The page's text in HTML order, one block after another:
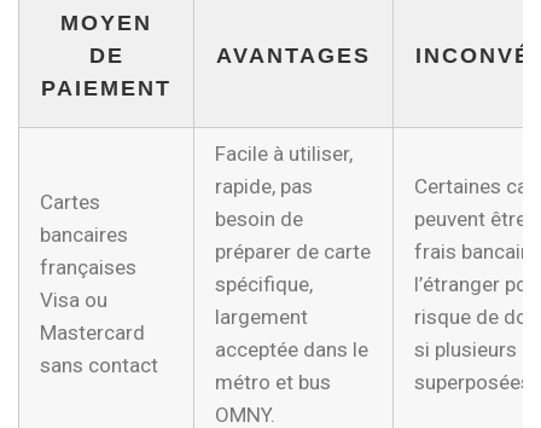
MOYEN
DE
PAIEMENT
AVANTAGES
Cartes
bancaires
françaises
Visa ou
Mastercard
sans contact
Facile à utiliser,
rapide, pas
besoin de
préparer de carte
spécifique,
largement
acceptée dans le
métro et bus
OMNY.
Certaines
peuvent être
frais
l’étranger
risque de
si plusieurs
superposées.